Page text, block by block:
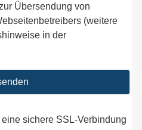
Übersendung von
(weitere
in der
sichere SSL-Verbindung